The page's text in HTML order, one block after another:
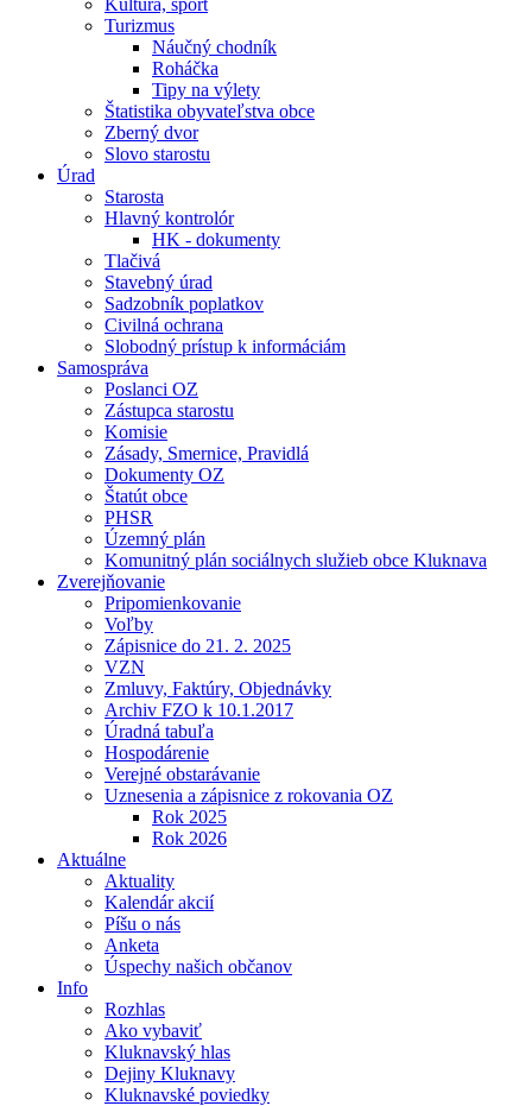
Kultúra, šport
Turizmus
Náučný chodník
Roháčka
Tipy na výlety
Štatistika obyvateľstva obce
Zberný dvor
Slovo starostu
Úrad
Starosta
Hlavný kontrolór
HK - dokumenty
Tlačivá
Stavebný úrad
Sadzobník poplatkov
Civilná ochrana
Slobodný prístup k informáciám
Samospráva
Poslanci OZ
Zástupca starostu
Komisie
Zásady, Smernice, Pravidlá
Dokumenty OZ
Štatút obce
PHSR
Územný plán
Komunitný plán sociálnych služieb obce Kluknava
Zverejňovanie
Pripomienkovanie
Voľby
Zápisnice do 21. 2. 2025
VZN
Zmluvy, Faktúry, Objednávky
Archiv FZO k 10.1.2017
Úradná tabuľa
Hospodárenie
Verejné obstarávanie
Uznesenia a zápisnice z rokovania OZ
Rok 2025
Rok 2026
Aktuálne
Aktuality
Kalendár akcií
Píšu o nás
Anketa
Úspechy našich občanov
Info
Rozhlas
Ako vybaviť
Kluknavský hlas
Dejiny Kluknavy
Kluknavské poviedky